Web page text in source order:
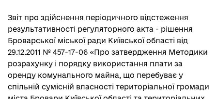
Звіт про здійснення періодичного відстеження
результативності регуляторного акта - рішення
Броварської міської ради Київської області від
29.12.2011 № 457-17-06 «Про затвердження Методики
розрахунку і порядку використання плати за
оренду комунального майна, що перебуває у
спільній сумісній власності територіальної громади